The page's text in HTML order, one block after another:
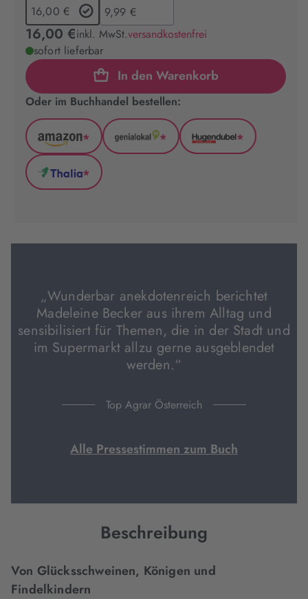
16,00 €
9,99 €
16,00 €inkl. MwSt.versandkostenfrei
sofort lieferbar
In den Warenkorb
Oder im Buchhandel bestellen:
Amazon
(wird
in
neuem
*
GenialLokal
*
Hugendubel
*
Thalia
Tab
*
„Wunderbar anekdotenreich berichtet
Madeleine Becker aus ihrem Alltag und
sensibilisiert für Themen, die in der Stadt und
im Supermarkt allzu gerne ausgeblendet
werden.“
Top Agrar Österreich
Alle Pressestimmen zum Buch
Beschreibung
Von Glücksschweinen, Königen und
Findelkindern